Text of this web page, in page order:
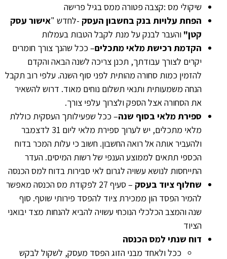
שיקולי מס :קצבה פטורה ממס בגיל פרישה
הפחת עלויות בנק בחשבון העסק -לחדש "אישור עסק
קטן" והעבר לבנק על מנת לקבל הטבות בעמלות
הקדמת רכישת מלאי מתכלים– ככל שהנך צורך חומרים
יקרים לצורך עבודתך, תכנן צריכה לשנה הבאה והקדם
להזמין כמות סחורה מהותית לפני סוף השנה. עלפי רוב תקבל
הנחה משמעותית ותנאי תשלום נוחים מאוד. דרוש להשאיר
את הסחורה אצל הספק ולצרוך עלפי צורך.
ספירת מלאי בסוף שנה– ככל שפעילותך העסקית כוללת
מלאי מתכלים, יש לערוך ספירת מלאי ליום 31 לדצמבר
ולהעביר אותה אל רואה החשבון. חשוב כי עלות המכר בדוח
הכספי תתאים לממוצע הענפי של רשות המיסים. העדר
התייחסות לנושא עשויה לגרום לאי סבירות בדוח למס הכנסה
שחלוף ציוד בעסק
– סעיף 27 לפקודת מס הכנסה מאפשר
להמיר הפסד הון ממכירת ציוד להפסד פירותי שוטף. סוף
שנה והמצב הכלכלי הנוכחי עשויה להביא להנחות מצד יבואני
הציוד
דוח שנתי למס הכנסה
ככל ולאחד מבני הזוג הפסד מעסק, לשקול לבקש